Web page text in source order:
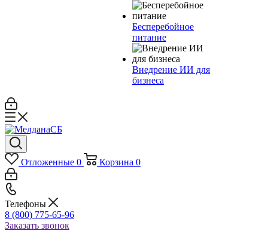
Бесперебойное
питание
Внедрение ИИ для
бизнеса
Отложенные 0 Корзина 0
Телефоны
8 (800) 775-65-96
Заказать звонок